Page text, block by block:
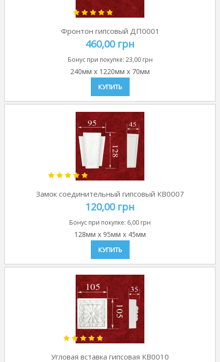
Фронтон гипсовый ДП0001
460,00 грн
Бонус при покупке: 23,00 грн
240мм x 1220мм x 70мм
КУПИТЬ
Замок соединительный гипсовый КВ0007
120,00 грн
Бонус при покупке: 6,00 грн
128мм x 95мм x 45мм
КУПИТЬ
Угловая вставка гипсовая КВ0010